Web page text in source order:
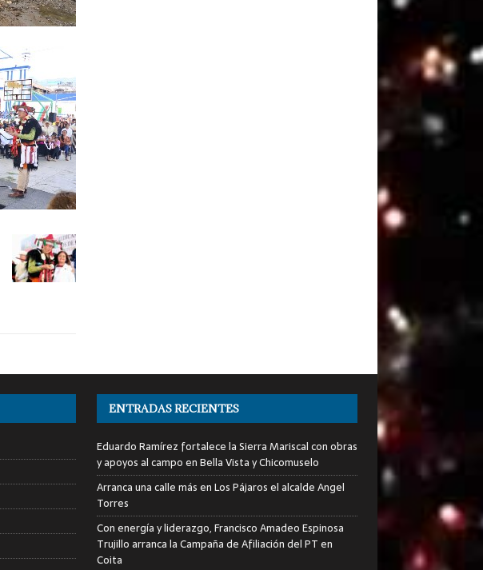
ENTRADAS RECIENTES
Eduardo Ramírez fortalece la Sierra Mariscal con obras
y apoyos al campo en Bella Vista y Chicomuselo
Arranca una calle más en Los Pájaros el alcalde Angel
Torres
Con energía y liderazgo, Francisco Amadeo Espinosa
Trujillo arranca la Campaña de Afiliación del PT en
Coita